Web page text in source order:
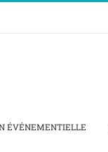
ÉVÉNEMENTIELLE